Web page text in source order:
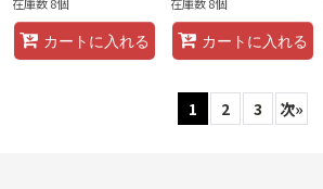
カートに入れる カートに入れる
1 2 3 次»